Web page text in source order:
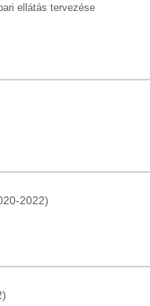
ellátás tervezése
2022)